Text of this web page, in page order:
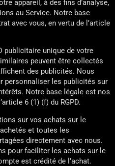
appareil, à des fins d’analyse,
au Service. Notre base
avec vous, en vertu de l’article
publicitaire unique de votre
peuvent être collectés
des publicités. Nous
personnaliser les publicités sur
Notre base légale est nos
6 (1) (f) du RGPD.
sur vos achats sur le
et toutes les
directement avec nous.
pour faciliter les achats sur le
est crédité de l’achat.